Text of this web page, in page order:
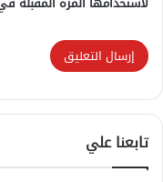
تابعنا علي